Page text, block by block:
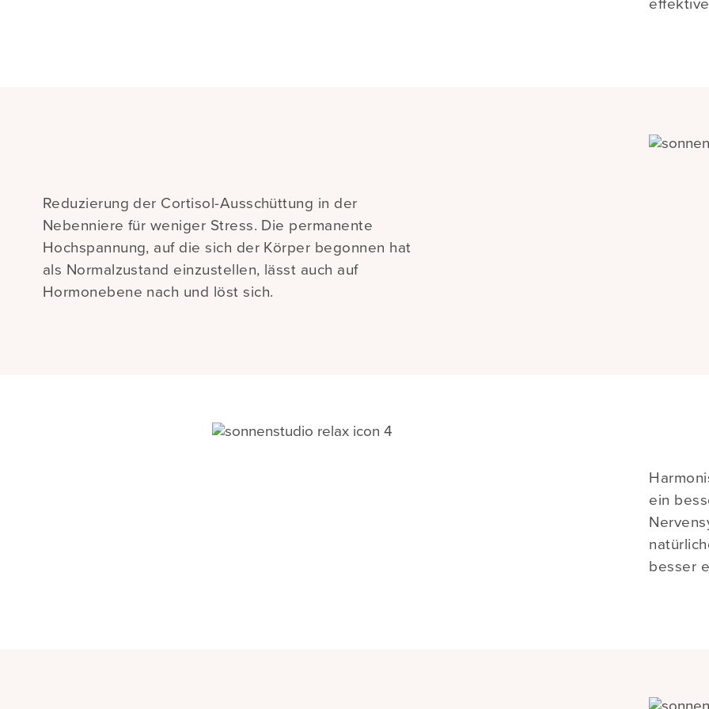
Reduzierung der Cortisol-Ausschüttung in der
Nebenniere für weniger Stress. Die permanente
Hochspannung, auf die sich der Körper begonnen hat
als Normalzustand einzustellen, lässt auch auf
Hormonebene nach und löst sich.
ein
besser